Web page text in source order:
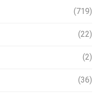
(719)
(22)
(2)
(36)